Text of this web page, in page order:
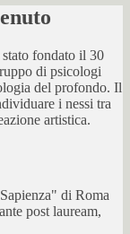
fondato il 30
di psicologi
del profondo. Il
i nessi tra
artistica.
di Roma
post lauream,